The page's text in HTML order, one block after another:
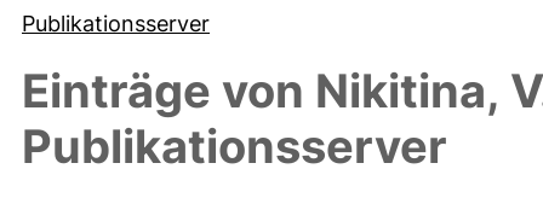
Publikationsserver
Einträge von Nikitina,
Publikationsserver